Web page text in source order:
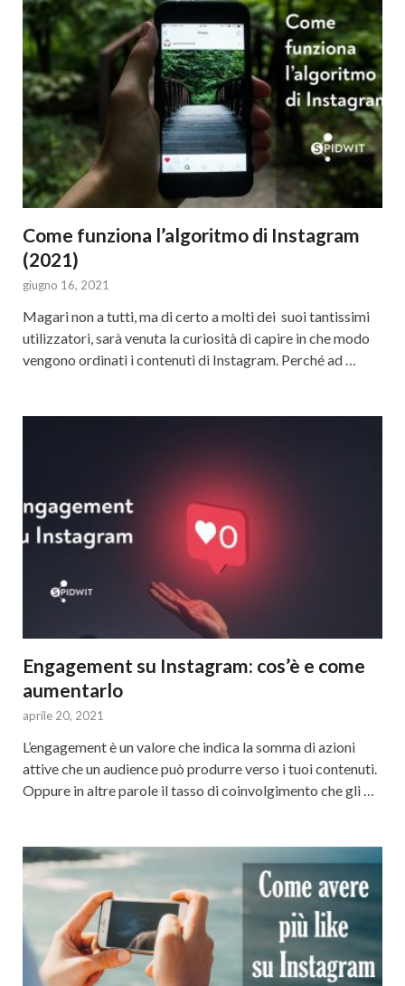
Come funziona l’algoritmo di Instagram
(2021)
giugno 16, 2021
Magari non a tutti, ma di certo a molti dei suoi tantissimi
utilizzatori, sarà venuta la curiosità di capire in che modo
vengono ordinati i contenuti di Instagram. Perché ad …
Engagement su Instagram: cos’è e come
aumentarlo
aprile 20, 2021
L’engagement è un valore che indica la somma di azioni
attive che un audience può produrre verso i tuoi contenuti.
Oppure in altre parole il tasso di coinvolgimento che gli …